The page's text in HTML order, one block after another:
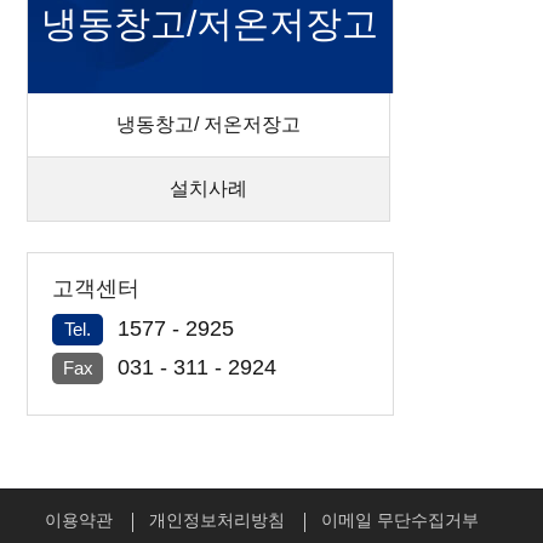
냉동창고/저온저장고
냉동창고/ 저온저장고
설치사례
고객센터
Tel. 1577 - 2925
Fax 031 - 311 - 2924
이용약관 개인정보처리방침 이메일 무단수집거부